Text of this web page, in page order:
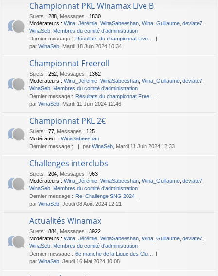
Championnat PKL Winamax Live B
Sujets : 288 Messages : 1830
Modérateurs : Wina_Jérémie WinaSabeeshan Wina_Guillaume deviate7
WinaSeb Membres du comité d'administration
Dernier message : Résultats du championnat Live…
par WinaSeb , Mardi 18 Juin 2024 10:34
Championnat Freeroll
Sujets : 252 Messages : 1362
Modérateurs : Wina_Jérémie WinaSabeeshan Wina_Guillaume deviate7
WinaSeb Membres du comité d'administration
Dernier message : Résultats du championnat Free…
par WinaSeb , Mardi 11 Juin 2024 12:46
Championnat PKL 2€
Sujets : 77 Messages : 125
Modérateur : WinaSabeeshan
Dernier message :
par WinaSeb , Mardi 11 Juin 2024 12:33
Challenges interclubs
Sujets : 204 Messages : 963
Modérateurs : Wina_Jérémie WinaSabeeshan Wina_Guillaume deviate7
WinaSeb Membres du comité d'administration
Dernier message : Re: Challenge SNG 2024
par WinaSeb , Jeudi 08 Août 2024 12:21
Actualités Winamax
Sujets : 884 Messages : 3922
Modérateurs : Wina_Jérémie WinaSabeeshan Wina_Guillaume deviate7
WinaSeb Membres du comité d'administration
Dernier message : 6e manche de la Ligue des Clu…
par WinaSeb , Jeudi 16 Mai 2024 10:08